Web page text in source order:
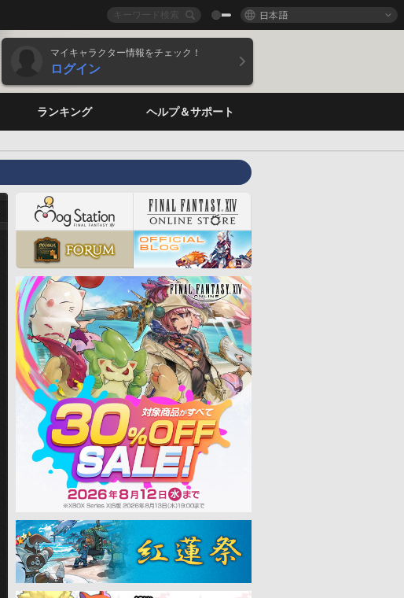
日本語
マイキャラクター情報をチェック！
ログイン
ランキング ヘルプ＆サポート